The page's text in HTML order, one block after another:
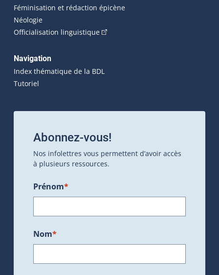
Féminisation et rédaction épicène
Néologie
Officialisation linguistique(Cet hyperlien externe s'ouvrira
Navigation
Index thématique de la BDL
Tutoriel
Abonnez-vous!
Nos infolettres vous permettent d’avoir accès
à plusieurs ressources.
Prénom*
Nom*